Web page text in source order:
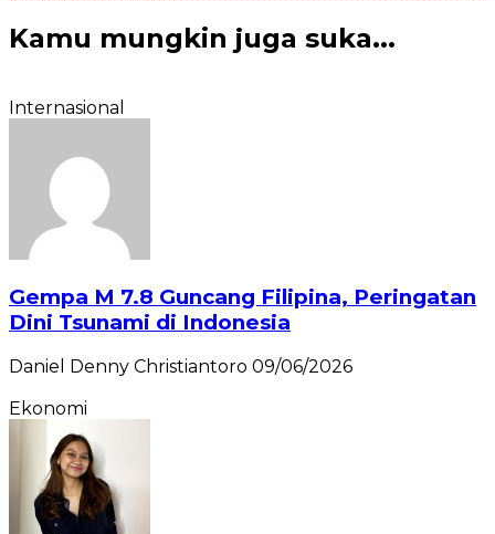
Kamu mungkin juga suka...
Internasional
Gempa M 7.8 Guncang Filipina, Peringatan
Dini Tsunami di Indonesia
Daniel Denny Christiantoro 09/06/2026
Ekonomi